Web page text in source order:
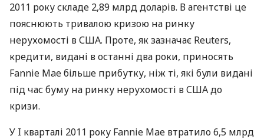
2011 року складе 2,89 млрд доларів. В агентстві це
пояснюють тривалою кризою на ринку
нерухомості в США. Проте, як зазначає Reuters,
кредити, видані в останні два роки, приносять
Fannie Mae більше прибутку, ніж ті, які були видані
під час буму на ринку нерухомості в США до
кризи.
У I кварталі 2011 року Fannie Mae втратило 6,5 млрд